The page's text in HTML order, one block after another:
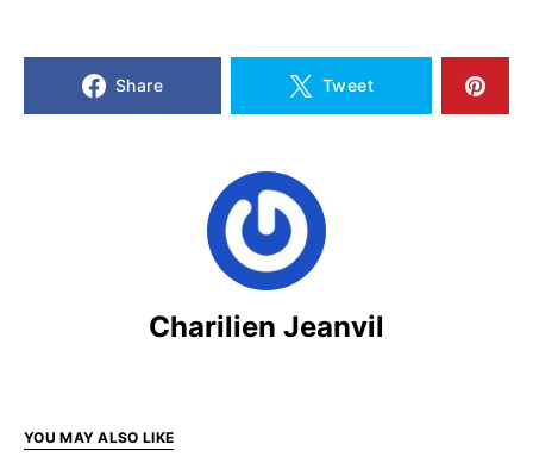
Share Tweet
Charilien Jeanvil
YOU MAY ALSO LIKE